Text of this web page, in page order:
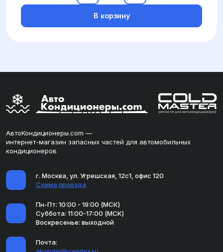
В корзину
АвтоКондиционеры.com —
интернет-магазин запасных частей для автомобильных
кондиционеров
г. Москва, ул. Угрешская, 12с1, офис 120
Схема проезда
Пн-Пт: 10:00 - 19:00 (МСК)
Суббота: 11:00-17:00 (МСК)
Воскресенье: выходной
Почта: